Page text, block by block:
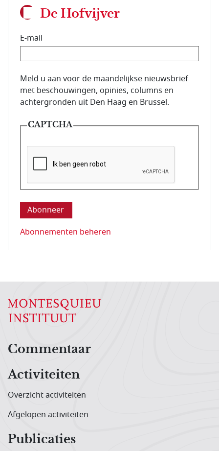
De Hofvijver
E-mail
E-mailadres van de abonnee.
Meld u aan voor de maandelijkse nieuwsbrief
met beschouwingen, opinies, columns en
achtergronden uit Den Haag en Brussel.
CAPTCHA
Deze vraag is om te controleren dat u een mens
Abonnementen beheren
Hoofdnavigatiemenu
Commentaar
Activiteiten
Overzicht activiteiten
Afgelopen activiteiten
Publicaties